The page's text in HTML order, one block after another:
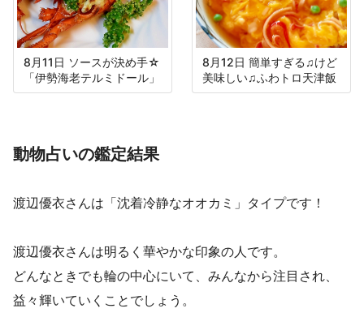
8月11日 ソースが決め手☆
「伊勢海老テルミドール」
8月12日 簡単すぎる♫けど
美味しい♫ふわトロ天津飯
動物占いの鑑定結果
渡辺優衣さんは「沈着冷静なオオカミ」タイプです！
渡辺優衣さんは明るく華やかな印象の人です。
どんなときでも輪の中心にいて、みんなから注目され、
益々輝いていくことでしょう。